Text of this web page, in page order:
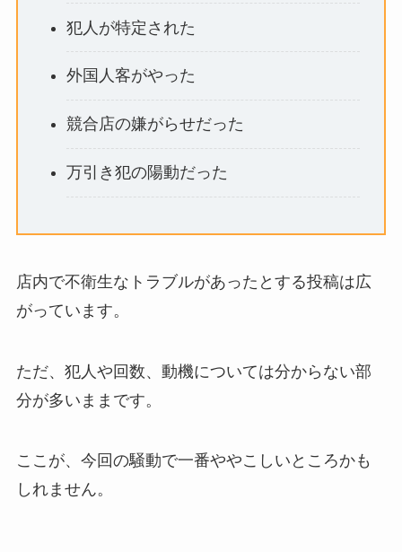
犯人が特定された
外国人客がやった
競合店の嫌がらせだった
万引き犯の陽動だった
店内で不衛生なトラブルがあったとする投稿は広
がっています。
ただ、犯人や回数、動機については分からない部
分が多いままです。
ここが、今回の騒動で一番ややこしいところかも
しれません。